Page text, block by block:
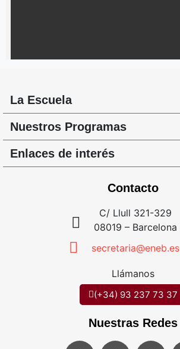
La Escuela
Nuestros Programas
Enlaces de interés
Contacto
C/ Llull 321-329
08019 – Barcelona
secretaria@eneb.es
Llámanos
(+34) 93 237 73 37
Nuestras Redes